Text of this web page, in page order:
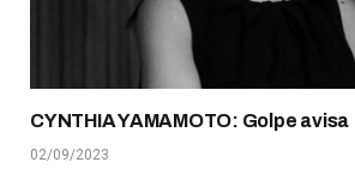
CYNTHIA YAMAMOTO: Golpe avisa
02/09/2023